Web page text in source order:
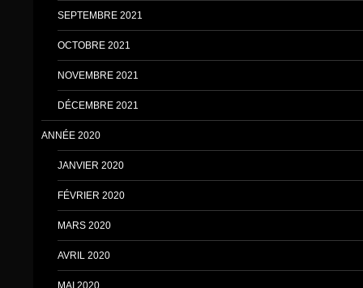
SEPTEMBRE 2021
OCTOBRE 2021
NOVEMBRE 2021
DÉCEMBRE 2021
ANNÉE 2020
JANVIER 2020
FÉVRIER 2020
MARS 2020
AVRIL 2020
MAI 2020